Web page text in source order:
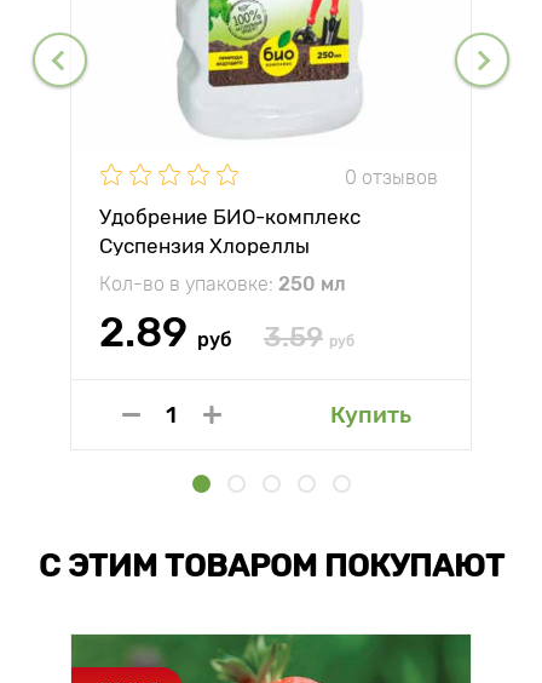
0 отзывов
Удобрение БИО-комплекс
Суспензия Хлореллы
Кол-во в упаковке: 250 мл
2.89 руб 3.59 руб
Купить
С ЭТИМ ТОВАРОМ ПОКУПАЮТ